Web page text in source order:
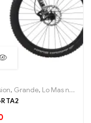
, Grande, Lo Mas nuevo
TA2